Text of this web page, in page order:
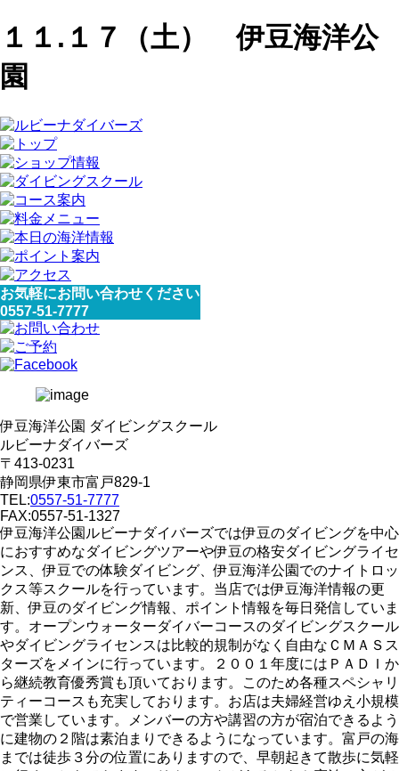
１１.１７（土） 伊豆海洋公
園
お気軽にお問い合わせください
0557-51-7777
伊豆海洋公園 ダイビングスクール
ルビーナダイバーズ
〒413-0231
静岡県伊東市富戸829-1
TEL:0557-51-7777
FAX:0557-51-1327
伊豆海洋公園ルビーナダイバーズでは伊豆のダイビングを中心
におすすめなダイビングツアーや伊豆の格安ダイビングライセ
ンス、伊豆での体験ダイビング、伊豆海洋公園でのナイトロッ
クス等スクールを行っています。当店では伊豆海洋情報の更
新、伊豆のダイビング情報、ポイント情報を毎日発信していま
す。オープンウォーターダイバーコースのダイビングスクール
やダイビングライセンスは比較的規制がなく自由なＣＭＡＳス
ターズをメインに行っています。２００１年度にはＰＡＤＩか
ら継続教育優秀賞も頂いております。このため各種スペシャリ
ティーコースも充実しております。お店は夫婦経営ゆえ小規模
で営業しています。メンバーの方や講習の方が宿泊できるよう
に建物の２階は素泊まりできるようになっています。富戸の海
までは徒歩３分の位置にありますので、早朝起きて散歩に気軽